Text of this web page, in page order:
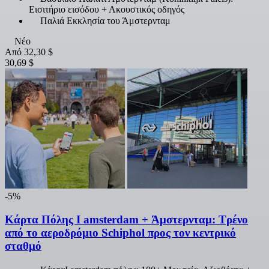
Εισιτήριο εισόδου + Ακουστικός οδηγός
Παλιά Εκκλησία του Άμστερνταμ
Νέο
Από 32,30 $
30,69 $
-5%
Κάρτα Πόλης Ι amsterdam + Άμστερνταμ: Τρένο
από το αεροδρόμιο Schiphol προς τον κεντρικό
σταθμό